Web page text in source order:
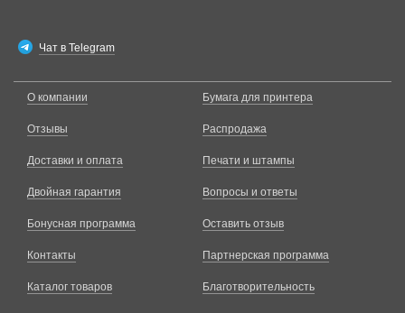
Чат в Telegram
О компании
Отзывы
Доставки и оплата
Двойная гарантия
Бонусная программа
Контакты
Каталог товаров
Бумага для принтера
Распродажа
Печати и штампы
Вопросы и ответы
Оставить отзыв
Партнерская программа
Благотворительность